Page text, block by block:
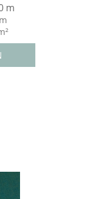
m